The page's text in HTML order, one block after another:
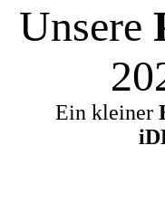
Unsere
Ein kleiner